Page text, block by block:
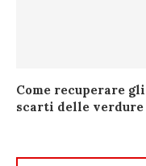
Come recuperare gli
scarti delle verdure